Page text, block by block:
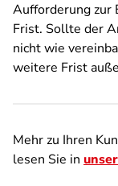
Aufforderung zur
Frist. Sollte der
nicht wie
weitere Frist
Mehr zu Ihren
lesen Sie in